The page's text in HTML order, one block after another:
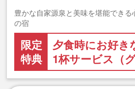
豊かな自家源泉と美味を堪能できる
の宿
限定
特典
夕食時にお好き
1杯サービス（